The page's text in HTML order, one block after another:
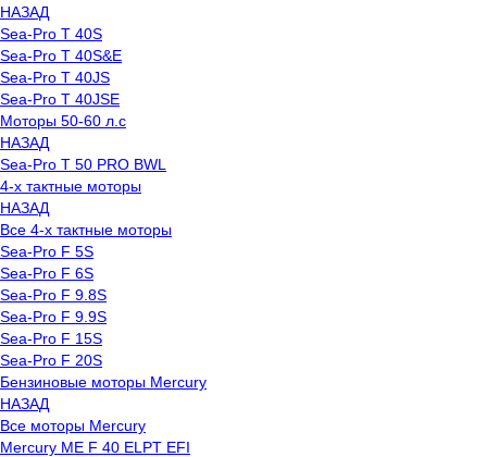
НАЗАД
Sea-Pro T 40S
Sea-Pro T 40S&E
Sea-Pro T 40JS
Sea-Pro T 40JSE
Моторы 50-60 л.с
НАЗАД
Sea-Pro T 50 PRO BWL
4-х тактные моторы
НАЗАД
Все 4-х тактные моторы
Sea-Pro F 5S
Sea-Pro F 6S
Sea-Pro F 9.8S
Sea-Pro F 9.9S
Sea-Pro F 15S
Sea-Pro F 20S
Бензиновые моторы Mercury
НАЗАД
Все моторы Mercury
Mercury ME F 40 ELPT EFI